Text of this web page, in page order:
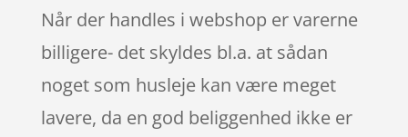
Når der handles i webshop er varerne
billigere- det skyldes bl.a. at sådan
noget som husleje kan være meget
lavere, da en god beliggenhed ikke er